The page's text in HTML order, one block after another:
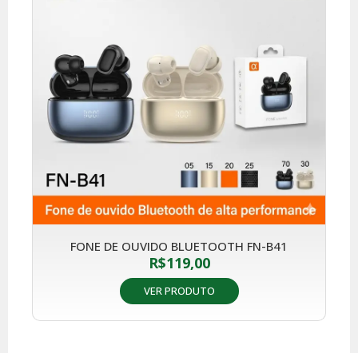
FONE DE OUVIDO BLUETOOTH FN-B41
R$119,00
VER PRODUTO